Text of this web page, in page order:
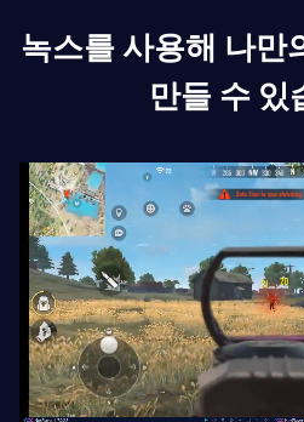
녹스를 사용해 나만
만들 수 있